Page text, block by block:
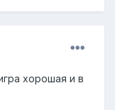
хорошая и в